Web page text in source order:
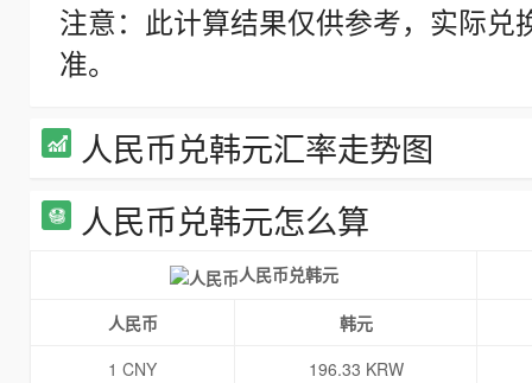
注意：此计算结果仅供参考，实际
准。
人民币兑韩元汇率走势图
人民币兑韩元怎么算
人民币兑韩元
人民币
韩元
1 CNY
196.33 KRW